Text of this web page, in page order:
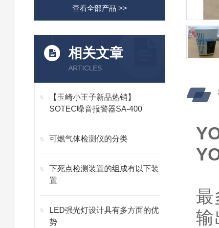
查看全部产品 >>
相关文章
ARTICLES
【玉崎小王子新品热销】
SOTEC噪音报警器SA-400
可燃气体检测仪的分类
下死点检测装置的组成有以下装
置
LED强光灯设计具有多方面的优
势
最
输